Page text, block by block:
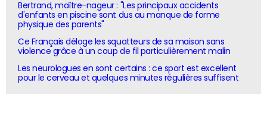
Bertrand, maître-nageur : "Les principaux accidents
d'enfants en piscine sont dus au manque de forme
physique des parents"
Ce Français déloge les squatteurs de sa maison sans
violence grâce à un coup de fil particulièrement malin
Les neurologues en sont certains : ce sport est excellent
pour le cerveau et quelques minutes régulières suffisent